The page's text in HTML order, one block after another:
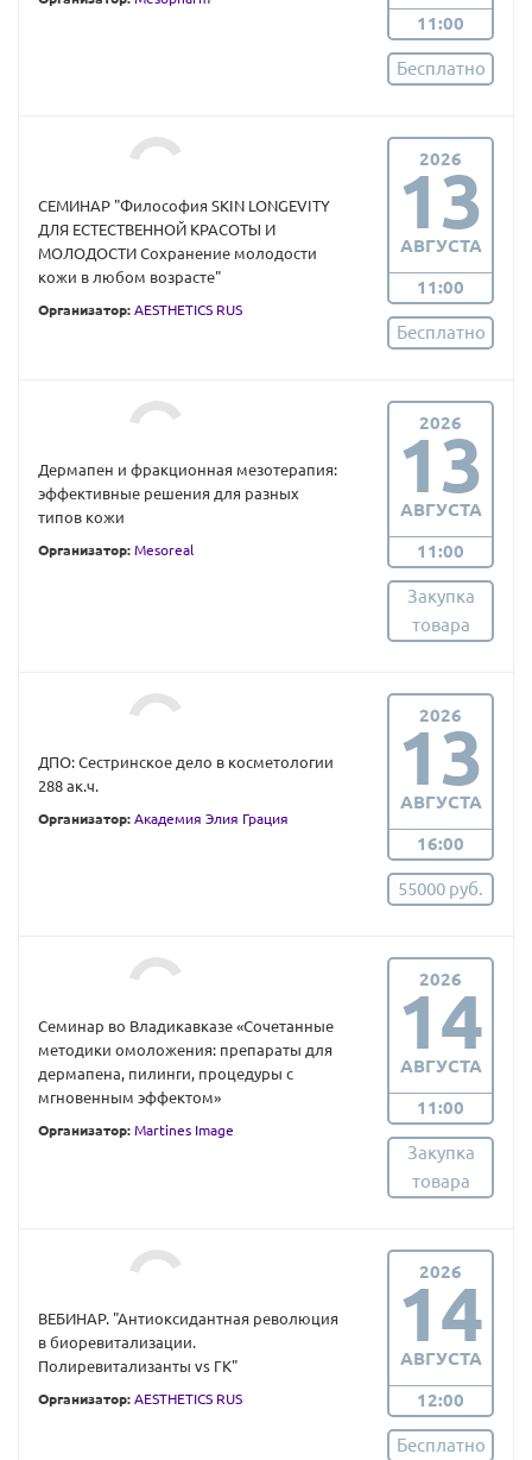
11:00
Бесплатно
СЕМИНАР "Философия SKIN LONGEVITY
ДЛЯ ЕСТЕСТВЕННОЙ КРАСОТЫ И
МОЛОДОСТИ Сохранение молодости
кожи в любом возрасте"
Организатор: AESTHETICS RUS
2026
13
АВГУСТА
11:00
Бесплатно
Дермапен и фракционная мезотерапия:
эффективные решения для разных
типов кожи
Организатор: Mesoreal
2026
13
АВГУСТА
11:00
Закупка
товара
ДПО: Сестринское дело в косметологии
288 ак.ч.
Организатор: Академия Элия Грация
2026
13
АВГУСТА
16:00
55000 руб.
Семинар во Владикавказе «Сочетанные
методики омоложения: препараты для
дермапена, пилинги, процедуры с
мгновенным эффектом»
Организатор: Martines Image
2026
14
АВГУСТА
11:00
Закупка
товара
ВЕБИНАР. "Антиоксидантная революция
в биоревитализации.
Полиревитализанты vs ГК"
Организатор: AESTHETICS RUS
2026
14
АВГУСТА
12:00
Бесплатно